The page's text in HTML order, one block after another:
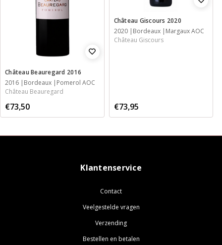
Château Beauregard 2016
2016
Bordeaux
Pomerol AOC
Château Beauregard
€73,50
Château Giscours 2020
2020
Bordeaux
Margaux AOC
Château Giscours
€73,95
Klantenservice
Contact
Veelgestelde vragen
Verzending
Bestellen en betalen